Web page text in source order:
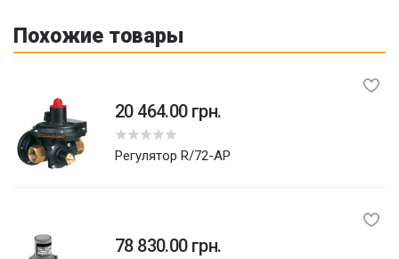
Похожие товары
20 464.00 грн.
Регулятор R/72-AP
78 830.00 грн.